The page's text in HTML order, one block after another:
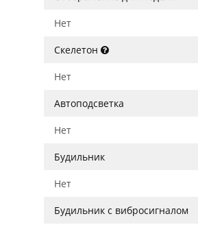
Нет
Скелетон
Нет
Автоподсветка
Нет
Будильник
Нет
Будильник с вибросигналом